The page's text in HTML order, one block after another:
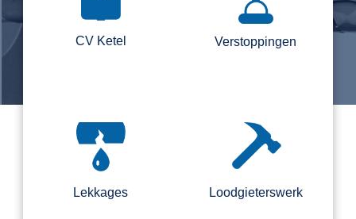
CV Ketel Verstoppingen
Lekkages Loodgieterswerk